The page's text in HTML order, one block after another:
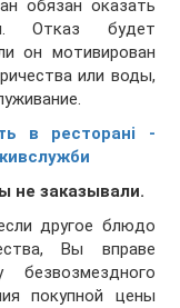
обязан оказать
Отказ будет
он мотивирован
или воды,
в ресторані -
не заказывали.
другое блюдо
Вы вправе
покупной цены